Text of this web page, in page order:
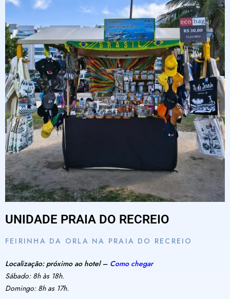
UNIDADE PRAIA DO RECREIO
FEIRINHA DA ORLA NA PRAIA DO RECREIO
Localização: próximo ao hotel – Como chegar
Sábado: 8h às 18h.
Domingo: 8h as 17h.